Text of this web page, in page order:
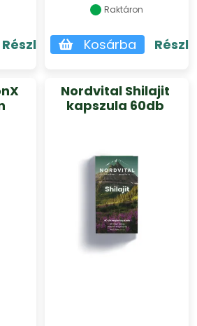
Részletek
Raktáron
Kosárba
Nordvital Shilajit
kapszula 60db